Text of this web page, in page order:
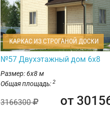
КАРКАС ИЗ СТРОГАНОЙ ДОСКИ
№57 Двухэтажный дом 6х8
Размер: 6х8 м
Общая площадь: 2
3166300 от